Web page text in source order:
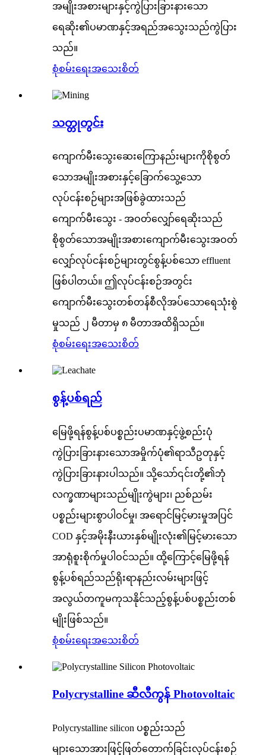
အမျိုးအစားများနှင့်ကွဲပြားခြားနားသော
ရေဆိုး၏ပမာဏနှင့်အရည်အသွေးသည်ကွဲပြား
သည်။
စုံစမ်းရေးအသေးစိတ်
သတ္တုတွင်း
ကျောက်မီးသွေးဆေးကြောနည်းများကိုစိုစွတ်
သောအမျိုးအစားနှင့်ခြောက်သွေ့သော
လုပ်ငန်းစဉ်များအဖြစ်ခွဲထားသည်
ကျောက်မီးသွေး - အဝတ်လျှော်ရေဆိုးသည်
စိုစွတ်သောအမျိုးအစားကျောက်မီးသွေးအဝတ်
လျှော်လုပ်ငန်းစဉ်များတွင်စွန့်ပစ်သော effluent
ဖြစ်ပါတယ်။ ဤလုပ်ငန်းစဉ်အတွင်း
ကျောက်မီးသွေးတစ်တန်စီလိုအပ်သောရေသုံးစွဲ
မှုသည် ၂ မီတာမှ ၈ မီတာအထိရှိသည်။
စုံစမ်းရေးအသေးစိတ်
စွန့်ပစ်ရည်
မြေဖို့ရန်စွန့်ပစ်ပစ္စည်းပမာဏနှင့်ဖွဲ့စည်းပုံ
ကွဲပြားခြားနားသောအမှိုက်ပုံ၏ရာသီဥတုနှင့်
ကွဲပြားခြားနားပါသည်။ သို့သော်၎င်းတို့၏ဘုံ
လက္ခဏာများသည်မျိုးကွဲများ၊ ညစ်ညမ်း
ပစ္စည်းများစွာပါဝင်မှု၊ အရောင်မြင့်မားမှုအပြင်
COD နှင့်အမိုးနီးယားနှစ်မျိုးလုံး၏မြင့်မားသော
အာရုံစူးစိုက်မှုပါဝင်သည်။ ထို့ကြောင့်မြေဖို့ရန်
စွန့်ပစ်ရည်သည်ရိုးရာနည်းလမ်းများဖြင့်
အလွယ်တကူမကုသနိုင်သည့်စွန့်ပစ်ပစ္စည်းတစ်
မျိုးဖြစ်သည်။
စုံစမ်းရေးအသေးစိတ်
Polycrystalline ဆီလီကွန် Photovoltaic
Polycrystalline silicon ပစ္စည်းသည်
များသောအားဖြင့်ဖြတ်တောက်ခြင်းလုပ်ငန်းစဉ်